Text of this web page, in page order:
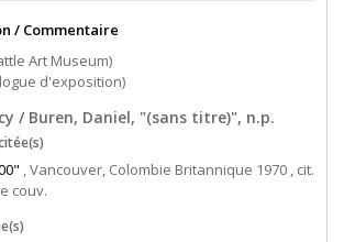
/ Commentaire
Art Museum)
d'exposition)
/ Buren, Daniel, "(sans titre)", n.p.
, Vancouver, Colombie Britannique 1970 , cit.
couv.